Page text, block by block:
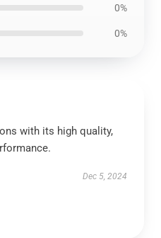
0%
0%
with its high quality,
Dec 5, 2024